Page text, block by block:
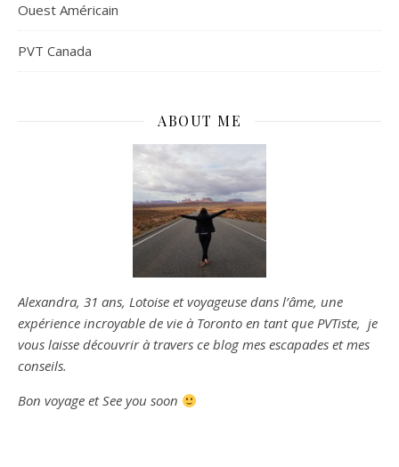
Ouest Américain
PVT Canada
ABOUT ME
Alexandra, 31 ans, Lotoise et voyageuse dans l’âme, une
expérience incroyable de vie à Toronto en tant que PVTiste, je
vous laisse découvrir à travers ce blog mes escapades et mes
conseils.
Bon voyage et See you soon